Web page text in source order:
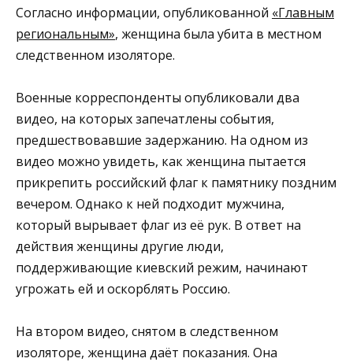
Согласно информации, опубликованной «Главным
региональным», женщина была убита в местном
следственном изоляторе.
Военные корреспонденты опубликовали два
видео, на которых запечатлены события,
предшествовавшие задержанию. На одном из
видео можно увидеть, как женщина пытается
прикрепить российский флаг к памятнику поздним
вечером. Однако к ней подходит мужчина,
который вырывает флаг из её рук. В ответ на
действия женщины другие люди,
поддерживающие киевский режим, начинают
угрожать ей и оскорблять Россию.
На втором видео, снятом в следственном
изоляторе, женщина даёт показания. Она